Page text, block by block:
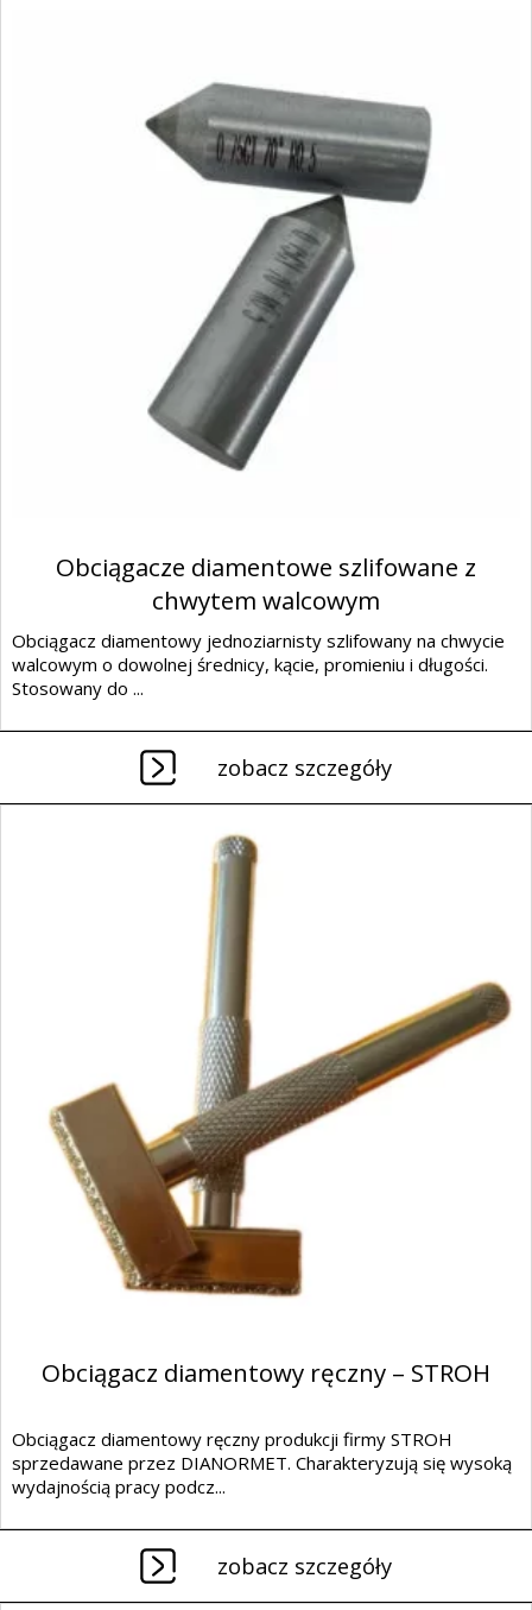
Obciągacze diamentowe szlifowane z
chwytem walcowym
Obciągacz diamentowy jednoziarnisty szlifowany na chwycie
walcowym o dowolnej średnicy, kącie, promieniu i długości.
Stosowany do ...
zobacz szczegóły
Obciągacz diamentowy ręczny – STROH
Obciągacz diamentowy ręczny produkcji firmy STROH
sprzedawane przez DIANORMET. Charakteryzują się wysoką
wydajnością pracy podcz...
zobacz szczegóły